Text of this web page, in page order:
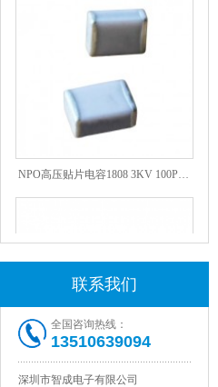
NPO高压贴片电容1808 3KV 100PF J
联系我们
全国咨询热线：
13510639094
深圳市智成电子有限公司